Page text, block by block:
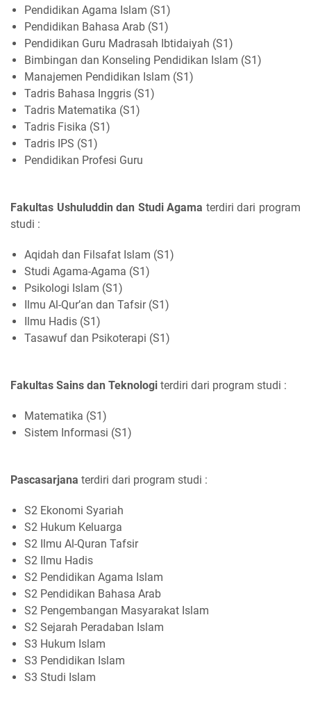
Pendidikan Agama Islam (S1)
Pendidikan Bahasa Arab (S1)
Pendidikan Guru Madrasah Ibtidaiyah (S1)
Bimbingan dan Konseling Pendidikan Islam (S1)
Manajemen Pendidikan Islam (S1)
Tadris Bahasa Inggris (S1)
Tadris Matematika (S1)
Tadris Fisika (S1)
Tadris IPS (S1)
Pendidikan Profesi Guru
Fakultas Ushuluddin dan Studi Agama terdiri dari program
studi :
Aqidah dan Filsafat Islam (S1)
Studi Agama-Agama (S1)
Psikologi Islam (S1)
Ilmu Al-Qur’an dan Tafsir (S1)
Ilmu Hadis (S1)
Tasawuf dan Psikoterapi (S1)
Fakultas Sains dan Teknologi terdiri dari program studi :
Matematika (S1)
Sistem Informasi (S1)
Pascasarjana terdiri dari program studi :
S2 Ekonomi Syariah
S2 Hukum Keluarga
S2 Ilmu Al-Quran Tafsir
S2 Ilmu Hadis
S2 Pendidikan Agama Islam
S2 Pendidikan Bahasa Arab
S2 Pengembangan Masyarakat Islam
S2 Sejarah Peradaban Islam
S3 Hukum Islam
S3 Pendidikan Islam
S3 Studi Islam